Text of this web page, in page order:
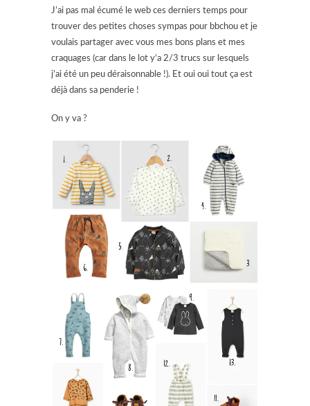
J’ai pas mal écumé le web ces derniers temps pour
trouver des petites choses sympas pour bbchou et je
voulais partager avec vous mes bons plans et mes
craquages (car dans le lot y’a 2/3 trucs sur lesquels
j’ai été un peu déraisonnable !). Et oui oui tout ça est
déjà dans sa penderie !
On y va ?